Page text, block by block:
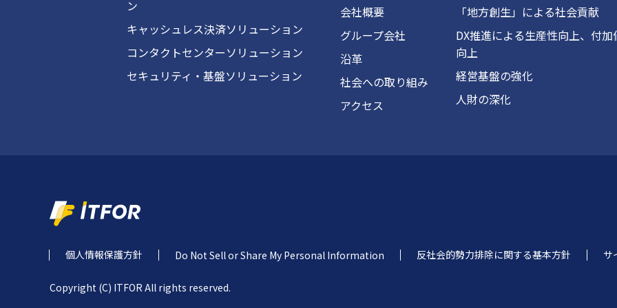
ン
キャッシュレス決済ソリューション
コンタクトセンターソリューション
セキュリティ・基盤ソリューション
会社概要
グループ会社
沿革
社会への取り組み
アクセス
「地方創生」による社会貢献
DX推進による生産性向上、付加
向上
経営基盤の強化
人財の深化
個人情報保護方針 Do Not Sell or Share My Personal Information 反社会的勢力排除に関する基本方針 サ
Copyright (C) ITFOR All rights reserved.